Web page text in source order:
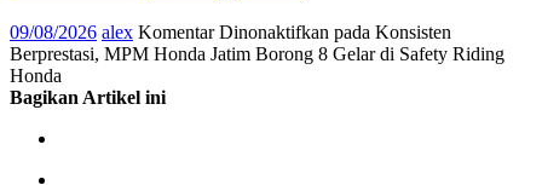
09/08/2026 alex Komentar Dinonaktifkan pada Konsisten
Berprestasi, MPM Honda Jatim Borong 8 Gelar di Safety Riding
Honda
Bagikan Artikel ini